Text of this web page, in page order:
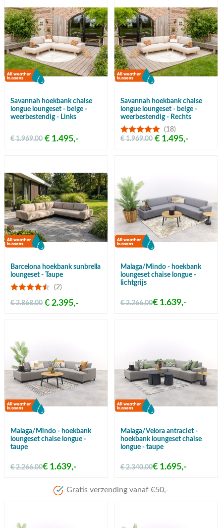
Savannah hoekbank chaise
longue loungeset - beige -
weerbestendig - Links
€ 1.495,-
€ 1.969,00
Savannah hoekbank chaise
longue loungeset - beige -
weerbestendig - Rechts
(18)
€ 1.495,-
€ 1.969,00
Barcelona hoekbank sunbrella
loungeset - Taupe
(2)
€ 2.395,-
€ 2.868,00
Malaga/Mindo - hoekbank
loungeset chaise longue -
lichtgrijs
€ 2.266,00€ 1.639,-
Malaga/Mindo - hoekbank
loungeset chaise longue -
taupe
€ 2.266,00€ 1.639,-
Malaga/Velora antraciet -
hoekbank loungeset chaise
longue - taupe
€ 2.340,00€ 1.695,-
Meer dan 80 jaar ervaring